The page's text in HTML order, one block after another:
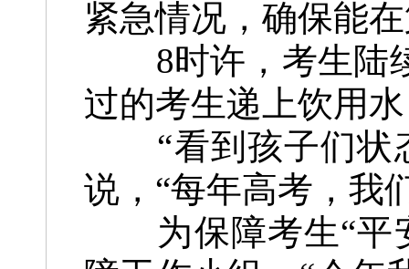
紧急情况，确保能
8时许，考生陆续
过的考生递上饮用
“看到孩子们状态
说，“每年高考，我
为保障考生“平安